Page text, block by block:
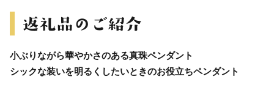
小ぶりながら華やかさのある真珠ペンダント
シックな装いを明るくしたいときのお役立ちペンダント